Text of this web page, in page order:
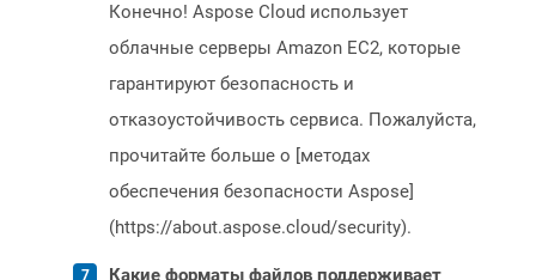
Конечно! Aspose Cloud использует
облачные серверы Amazon EC2, которые
гарантируют безопасность и
отказоустойчивость сервиса. Пожалуйста,
прочитайте больше о [методах
обеспечения безопасности Aspose]
(https://about.aspose.cloud/security).
Какие форматы файлов поддерживает